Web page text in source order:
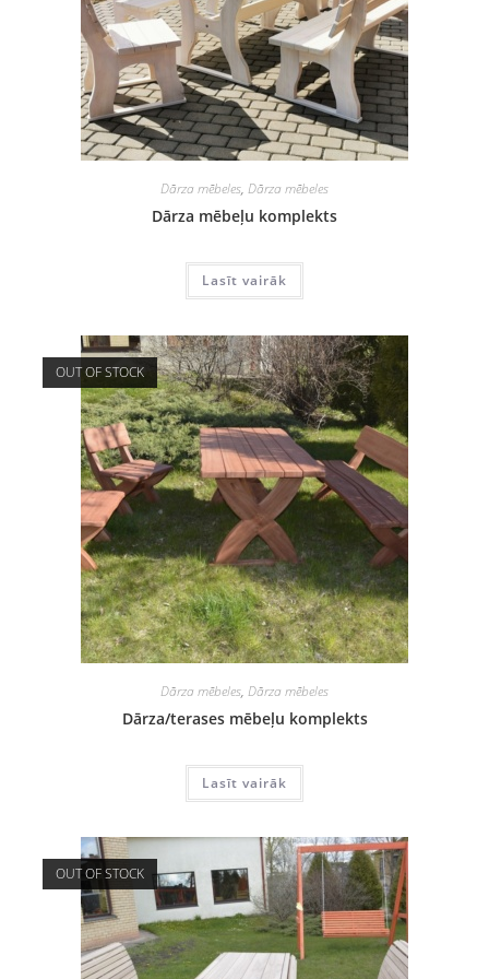
Dārza mēbeles, Dārza mēbeles
Dārza mēbeļu komplekts
Lasīt vairāk
OUT OF STOCK
Dārza mēbeles, Dārza mēbeles
Dārza/terases mēbeļu komplekts
Lasīt vairāk
OUT OF STOCK